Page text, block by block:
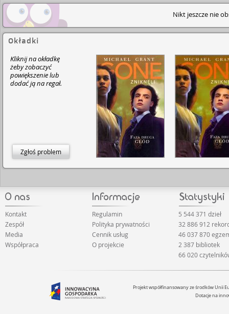
Nikt jeszcze nie
Okładki
Kliknij na okładkę
żeby zobaczyć
powiększenie lub
dodać ją na regał.
Zgłoś problem
Kontakt
Zespół
Media
Współpraca
Regulamin
Polityka prywatności
Cennik usług
O projekcie
5 544 371 dzieł
32 886 912
46 037 870
2 387 bibliotek
66 020
Projekt współfinansowany ze środków Unii
Dotacje na